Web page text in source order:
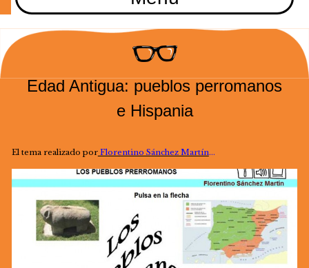
Edad Antigua: pueblos perromanos
e Hispania
El tema realizado porFlorentino Sánchez Martín…